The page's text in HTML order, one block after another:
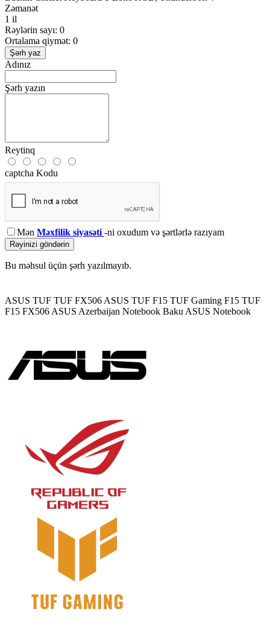
Zəmanət
1 il
Rəylərin sayı: 0
Ortalama qiymət: 0
Şərh yaz
Adınız
Şərh yazın
Reytinq
captcha Kodu
Mən Məxfilik siyasəti -ni oxudum və şərtlərlə razıyam
Rəyinizi göndərin
Bu məhsul üçün şərh yazılmayıb.
ASUS TUF TUF FX506 ASUS TUF F15 TUF Gaming F15 TUF
F15 FX506 ASUS Azerbaijan Notebook Baku ASUS Notebook